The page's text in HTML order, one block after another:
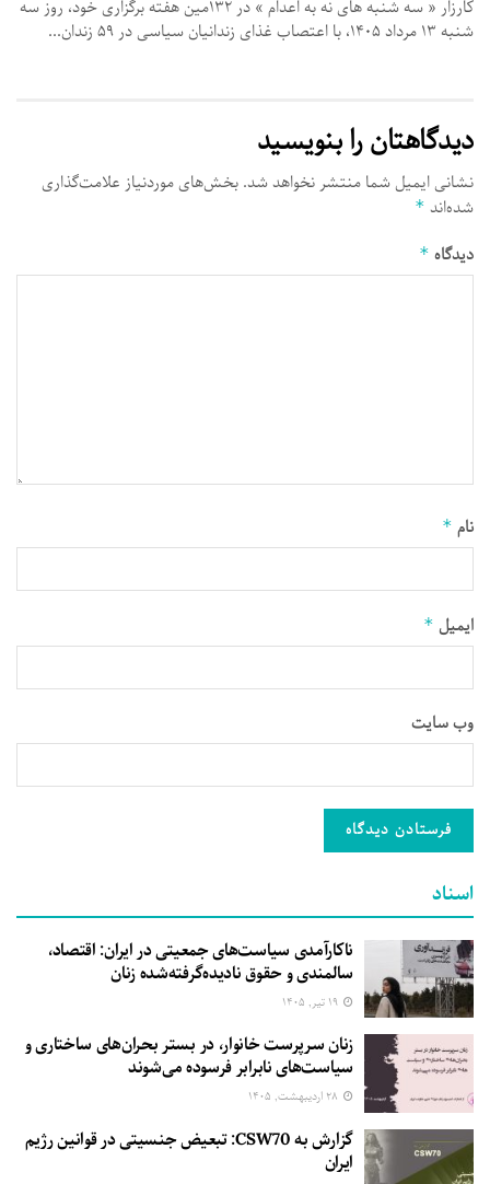
کارزار « سه‌ شنبه‌ های نه به اعدام » در ۱۳۲مین هفته برگزاری خود، روز سه‌
شنبه ۱۳ مرداد ۱۴۰۵، با اعتصاب غذای زندانیان سیاسی در ۵۹ زندان...
دیدگاهتان را بنویسید
نشانی ایمیل شما منتشر نخواهد شد. بخش‌های موردنیاز علامت‌گذاری
شده‌اند *
دیدگاه *
نام *
ایمیل *
وب‌ سایت
اسناد
ناکارآمدی سیاست‌های جمعیتی در ایران: اقتصاد،
سالمندی و حقوق نادیده‌گرفته‌شده زنان
زنان سرپرست خانوار، در بستر بحران‌های ساختاری و
سیاست‌های نابرابر فرسوده می‌شوند
گزارش به CSW70: تبعیض جنسیتی در قوانین رژیم
ایران